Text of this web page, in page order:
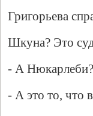
Григорьева
Шкуна? Это
- А Нюкарлеби?
- А это то, что